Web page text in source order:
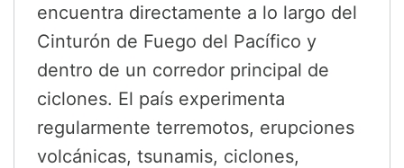
encuentra directamente a lo largo del
Cinturón de Fuego del Pacífico y
dentro de un corredor principal de
ciclones. El país experimenta
regularmente terremotos, erupciones
volcánicas, tsunamis, ciclones,